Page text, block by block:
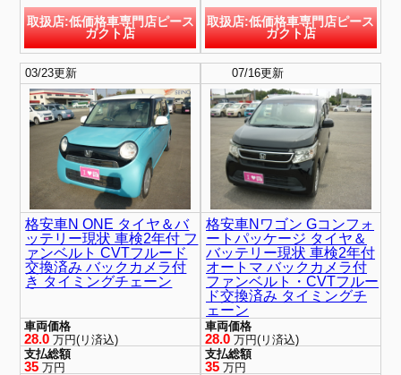
取扱店:低価格車専門店ピース
ガクト店
取扱店:低価格車専門店ピース
ガクト店
03/23更新
格安車N ONE タイヤ＆バ
ッテリー現状 車検2年付 フ
ァンベルト CVTフルード
交換済み バックカメラ付
き タイミングチェーン
車両価格
28.0 万円(リ済込)
支払総額
35 万円
07/16更新
格安車Nワゴン Gコンフォ
ートパッケージ タイヤ＆
バッテリー現状 車検2年付
オートマ バックカメラ付
ファンベルト・CVTフルー
ド交換済み タイミングチ
ェーン
車両価格
28.0万円(リ済込)
支払総額
35万円